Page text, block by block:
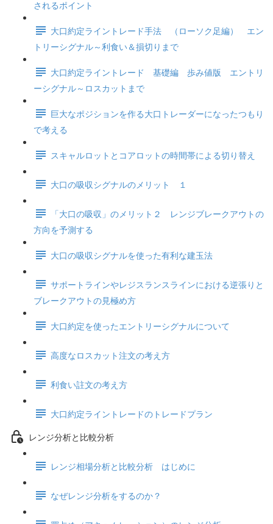
されるポイント
大口約定ライントレード手法 （ローソク足編） エン
トリーシグナル～利食い＆損切りまで
大口約定ライントレード 基礎編 歩み値版 エントリ
ーシグナル～ロスカットまで
巨大なポジションを作る大口トレーダーになったつもり
で考える
スキャルロットとコアロットの時間帯による切り替え
大口の吸収シグナルのメリット １
「大口の吸収」のメリット２ レンジブレークアウトの
方向を予測する
大口の吸収シグナルを使った有利な建玉法
サポートラインやレジスランスラインにおける逆張りと
ブレークアウトの見極め方
大口約定を使ったエントリーシグナルについて
高度なロスカット注文の考え方
利食い註文の考え方
大口約定ライントレードのトレードプラン
レンジ分析と比較分析
レンジ相場分析と比較分析 はじめに
なぜレンジ分析をするのか？